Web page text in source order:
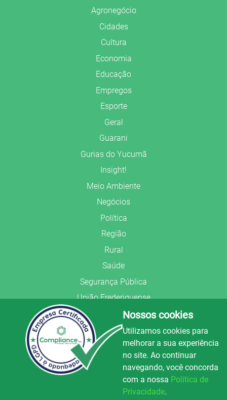
Agronegócio
Cidades
Cultura
Economia
Educação
Empregos
Esporte
Geral
Guarani
Gurias do Yucumã
Insight!
Meio Ambiente
Negócios
Política
Região
Rural
Saúde
Segurança Pública
União Frederiquense
© Copyright 2022.LA+.
Todos os direitos reservados.
Preparado no
Nossos cookies
Utilizamos cookies para
melhorar a sua experiência
no site. Ao continuar
navegando, você concorda
com a nossa Política de
Privacidade.